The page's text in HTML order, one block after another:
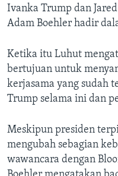
Ivanka Trump dan
Adam Boehler hadir
Ketika itu Luhut
bertujuan untuk
kerjasama yang sudah
Trump selama ini dan
Meskipun presiden
mengubah sebagian
wawancara dengan